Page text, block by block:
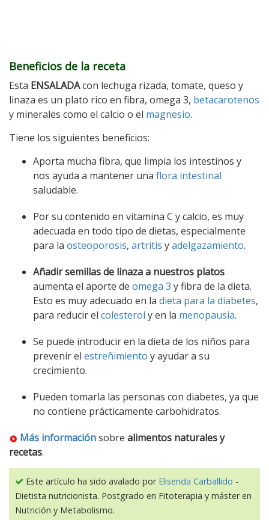
Beneficios de la receta
Esta ENSALADAcon lechuga rizada, tomate, queso y
linaza es un plato rico en fibra, omega 3, betacarotenos
y minerales como el calcio o el magnesio.
Tiene los siguientes beneficios:
Aporta mucha fibra, que limpia los intestinos y
nos ayuda a mantener una flora intestinal
saludable.
Por su contenido en vitamina C y calcio, es muy
adecuada en todo tipo de dietas, especialmente
para la osteoporosis, artritis yadelgazamiento.
Añadir semillas de linaza a nuestros platos
aumenta el aporte de omega 3 y fibra de la dieta.
Esto es muy adecuado en la dieta para la diabetes,
para reducir el colesterol y en la menopausia.
Se puede introducir en la dieta de los niños para
prevenir el estreñimiento y ayudar a su
crecimiento.
Pueden tomarla las personas con diabetes, ya que
no contiene prácticamente carbohidratos.
Más informaciónsobre alimentos naturales y
recetas.
Este artículo ha sido avalado por Elisenda Carballido -
Dietista nutricionista. Postgrado en Fitoterapia y máster en
Nutrición y Metabolismo.